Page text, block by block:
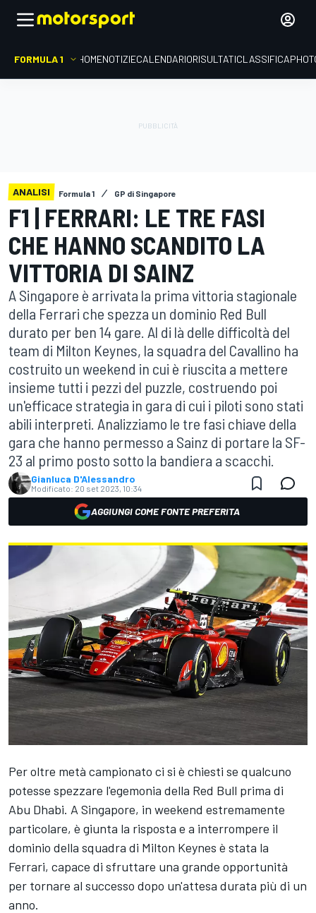
FORMULA 1 HOMENOTIZIECALENDARIORISULTATICLASSIFICA
ANALISI Formula 1 GP di Singapore
F1 | FERRARI: LE TRE FASI
CHE HANNO SCANDITO LA
VITTORIA DI SAINZ
A Singapore è arrivata la prima vittoria stagionale
della Ferrari che spezza un dominio Red Bull
durato per ben 14 gare. Al di là delle difficoltà del
team di Milton Keynes, la squadra del Cavallino ha
costruito un weekend in cui è riuscita a mettere
insieme tutti i pezzi del puzzle, costruendo poi
un'efficace strategia in gara di cui i piloti sono stati
abili interpreti. Analizziamo le tre fasi chiave della
gara che hanno permesso a Sainz di portare la SF-
23 al primo posto sotto la bandiera a scacchi.
Gianluca D'Alessandro
Modificato: 20 set 2023, 10:34
AGGIUNGI COME FONTE PREFERITA
Per oltre metà campionato ci si è chiesti se qualcuno
potesse spezzare l'egemonia della Red Bull prima di
Abu Dhabi. A Singapore, in weekend estremamente
particolare, è giunta la risposta e a interrompere il
dominio della squadra di Milton Keynes è stata la
Ferrari, capace di sfruttare una grande opportunità
per tornare al successo dopo un'attesa durata più di un
anno.